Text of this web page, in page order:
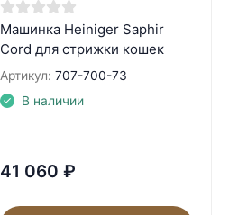
Машинка Heiniger Saphir
Cord для стрижки кошек
Артикул: 707-700-73
В наличии
41 060 ₽